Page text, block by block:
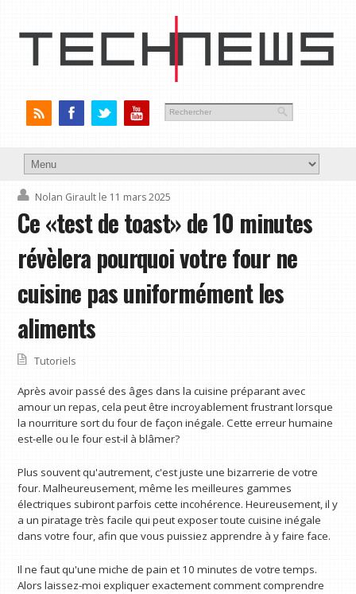
Nolan Girault le 11 mars 2025
Ce «test de toast» de 10 minutes
révèlera pourquoi votre four ne
cuisine pas uniformément les
aliments
Tutoriels
Après avoir passé des âges dans la cuisine préparant avec
amour un repas, cela peut être incroyablement frustrant lorsque
la nourriture sort du four de façon inégale. Cette erreur humaine
est-elle ou le four est-il à blâmer?
Plus souvent qu'autrement, c'est juste une bizarrerie de votre
four. Malheureusement, même les meilleures gammes
électriques subiront parfois cette incohérence. Heureusement, il y
a un piratage très facile qui peut exposer toute cuisine inégale
dans votre four, afin que vous puissiez apprendre à y faire face.
Il ne faut qu'une miche de pain et 10 minutes de votre temps.
Alors laissez-moi expliquer exactement comment comprendre